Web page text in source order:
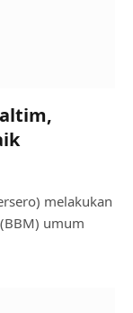
melakukan
umum